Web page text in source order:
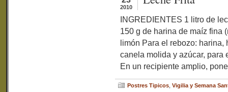
2010
INGREDIENTES 1 litro de
150 g de harina de maíz fina
limón Para el rebozo: harina,
canela molida y azúcar, para
En un recipiente amplio,
Postres Tipicos Vigilia y Semana